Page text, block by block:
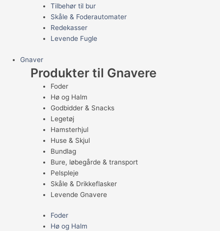
Tilbehør til bur
Skåle & Foderautomater
Redekasser
Levende Fugle
Gnaver
Produkter til Gnavere
Foder
Hø og Halm
Godbidder & Snacks
Legetøj
Hamsterhjul
Huse & Skjul
Bundlag
Bure, løbegårde & transport
Pelspleje
Skåle & Drikkeflasker
Levende Gnavere
Foder
Hø og Halm